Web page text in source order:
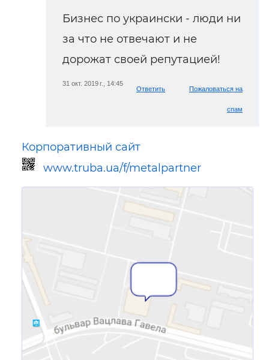
Бизнес по украински - люди ни
за что не отвечают и не
дорожат своей репутацией!
31 окт. 2019 г., 14:45
Ответить Пожаловаться на
спам
Корпоративный сайт
www.truba.ua/f/metalpartner
Ссылка для мобильных устройств